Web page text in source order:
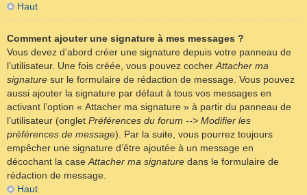
Haut
Comment ajouter une signature à mes messages ?
Vous devez d’abord créer une signature depuis votre panneau de
l’utilisateur. Une fois créée, vous pouvez cocher Attacher ma
signature sur le formulaire de rédaction de message. Vous pouvez
aussi ajouter la signature par défaut à tous vos messages en
activant l’option « Attacher ma signature » à partir du panneau de
l’utilisateur (onglet Préférences du forum --> Modifier les
préférences de message). Par la suite, vous pourrez toujours
empêcher une signature d’être ajoutée à un message en
décochant la case Attacher ma signature dans le formulaire de
rédaction de message.
Haut